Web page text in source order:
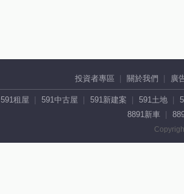
投資者專區 關於我們 廣
591租屋 591中古屋 591新建案 591土地
8891新車